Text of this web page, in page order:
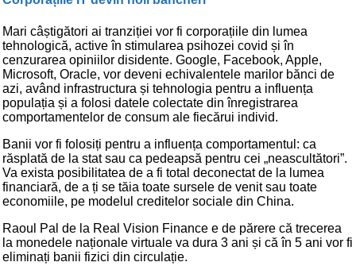
Mari câștigători ai tranziției vor fi corporațiile din lumea
tehnologică, active în stimularea psihozei covid și în
cenzurarea opiniilor disidente. Google, Facebook, Apple,
Microsoft, Oracle, vor deveni echivalentele marilor bănci de
azi, având infrastructura și tehnologia pentru a influența
populația și a folosi datele colectate din înregistrarea
comportamentelor de consum ale fiecărui individ.
Banii vor fi folosiți pentru a influența comportamentul: ca
răsplată de la stat sau ca pedeapsă pentru cei „neascultători”.
Va exista posibilitatea de a fi total deconectat de la lumea
financiară, de a ți se tăia toate sursele de venit sau toate
economiile, pe modelul creditelor sociale din China.
Raoul Pal de la Real Vision Finance e de părere că trecerea
la monedele naționale virtuale va dura 3 ani și că în 5 ani vor fi
eliminați banii fizici din circulație.